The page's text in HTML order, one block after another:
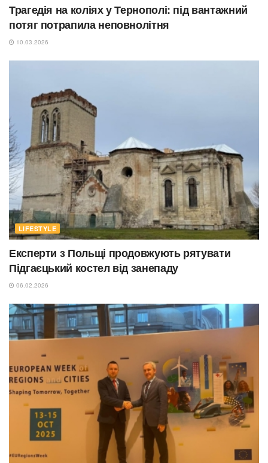
Трагедія на коліях у Тернополі: під вантажний
потяг потрапила неповнолітня
10.03.2026
LIFESTYLE
Експерти з Польщі продовжують рятувати
Підгаєцький костел від занепаду
06.02.2026